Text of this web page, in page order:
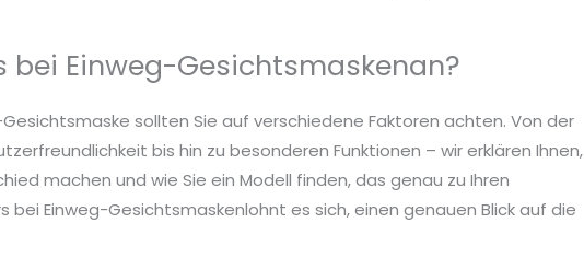
Einweg-Gesichtsmaskenan?
sollten Sie auf verschiedene Faktoren achten. Von der
bis hin zu besonderen Funktionen – wir erklären Ihnen,
machen und wie Sie ein Modell finden, das genau zu Ihren
bei Einweg-Gesichtsmaskenlohnt es sich, einen genauen Blick auf die